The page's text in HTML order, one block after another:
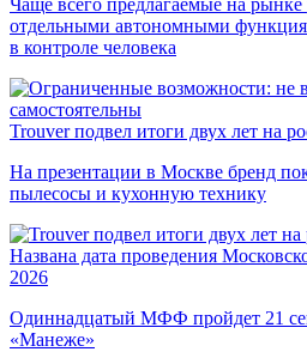
Чаще всего предлагаемые на
отдельными автономными
в контроле человека
Trouver подвел итоги двух лет на
На презентации в Москве бренд
пылесосы и кухонную технику
Названа дата проведения
2026
Одиннадцатый МФФ пройдет 21
«Манеже»